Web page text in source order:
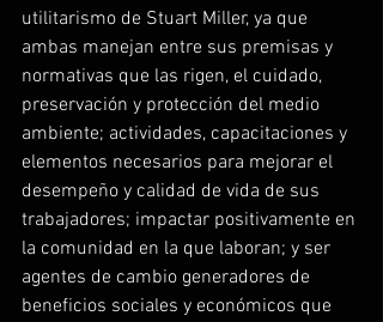
utilitarismo de Stuart Miller, ya que
ambas manejan entre sus premisas y
normativas que las rigen, el cuidado,
preservación y protección del medio
ambiente; actividades, capacitaciones y
elementos necesarios para mejorar el
desempeño y calidad de vida de sus
trabajadores; impactar positivamente en
la comunidad en la que laboran; y ser
agentes de cambio generadores de
beneficios sociales y económicos que